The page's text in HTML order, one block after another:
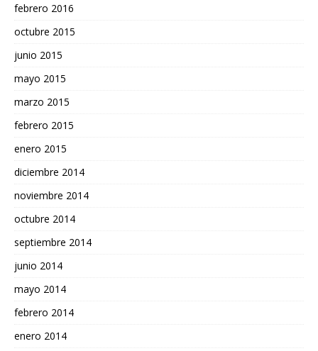
febrero 2016
octubre 2015
junio 2015
mayo 2015
marzo 2015
febrero 2015
enero 2015
diciembre 2014
noviembre 2014
octubre 2014
septiembre 2014
junio 2014
mayo 2014
febrero 2014
enero 2014